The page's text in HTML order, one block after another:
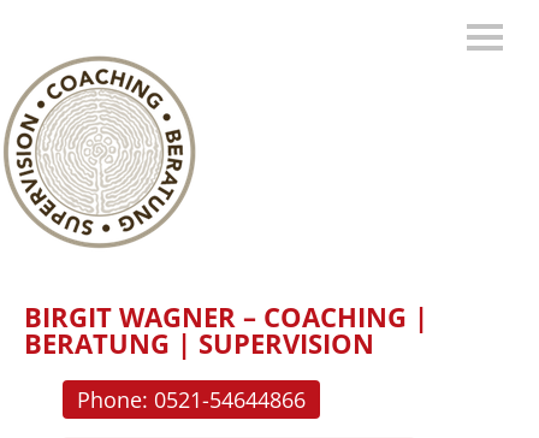
BIRGIT WAGNER – COACHING |
BERATUNG | SUPERVISION
Phone: 0521-54644866